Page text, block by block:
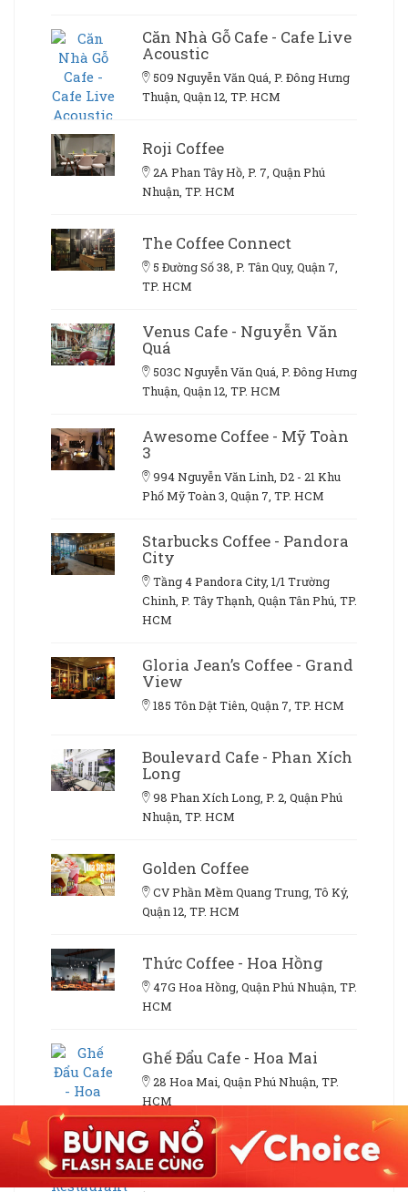
Căn Nhà Gỗ Cafe - Cafe Live
Acoustic
509 Nguyễn Văn Quá, P. Đông Hưng
Thuận, Quận 12, TP. HCM
Roji Coffee
2A Phan Tây Hồ, P. 7, Quận Phú
Nhuận, TP. HCM
The Coffee Connect
5 Đường Số 38, P. Tân Quy, Quận 7,
TP. HCM
Venus Cafe - Nguyễn Văn
Quá
503C Nguyễn Văn Quá, P. Đông Hưng
Thuận, Quận 12, TP. HCM
Awesome Coffee - Mỹ Toàn
3
994 Nguyễn Văn Linh, D2 - 21 Khu
Phố Mỹ Toàn 3, Quận 7, TP. HCM
Starbucks Coffee - Pandora
City
Tầng 4 Pandora City, 1/1 Trường
Chinh, P. Tây Thạnh, Quận Tân Phú, TP.
HCM
Gloria Jean’s Coffee - Grand
View
185 Tôn Dật Tiên, Quận 7, TP. HCM
Boulevard Cafe - Phan Xích
Long
98 Phan Xích Long, P. 2, Quận Phú
Nhuận, TP. HCM
Golden Coffee
CV Phần Mềm Quang Trung, Tô Ký,
Quận 12, TP. HCM
Thức Coffee - Hoa Hồng
47G Hoa Hồng, Quận Phú Nhuận, TP.
HCM
Ghế Đẩu Cafe - Hoa Mai
28 Hoa Mai, Quận Phú Nhuận, TP.
HCM
Sky 17 Cafe & Restaurant
27 Trường Chinh, P. Tân Thới, Quận